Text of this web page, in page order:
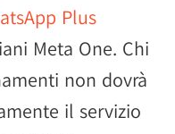
Plus
Meta One. Chi
non dovrà
il servizio